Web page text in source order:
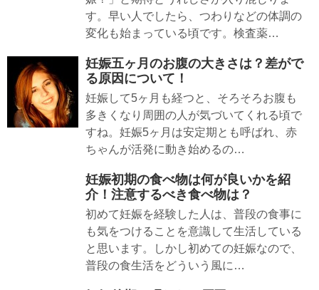
す。早い人でしたら、つわりなどの体調の
変化も始まっている頃です。検査薬…
妊娠五ヶ月のお腹の大きさは？差がで
る原因について！
妊娠して5ヶ月も経つと、そろそろお腹も
多きくなり周囲の人が気づいてくれる頃で
すね。妊娠5ヶ月は安定期とも呼ばれ、赤
ちゃんが活発に動き始めるの…
妊娠初期の食べ物は何が良いかを紹
介！注意するべき食べ物は？
初めて妊娠を経験した人は、普段の食事に
も気をつけることを意識して生活している
と思います。しかし初めての妊娠なので、
普段の食生活をどういう風に…